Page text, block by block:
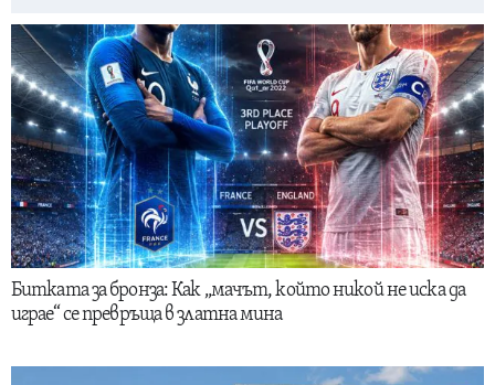
Битката за бронза: Как „мачът, който никой не иска да
играе“ се превръща в златна мина